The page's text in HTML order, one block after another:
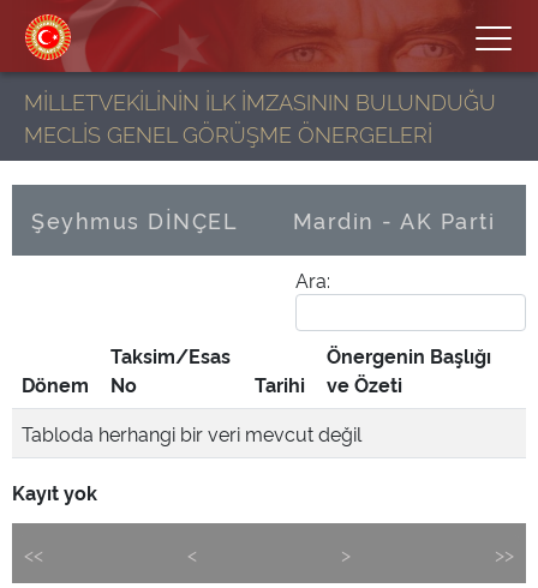
MİLLETVEKİLİNİN İLK İMZASININ BULUNDUĞU
MECLİS GENEL GÖRÜŞME ÖNERGELERİ
Şeyhmus DİNÇEL Mardin - AK Parti
Ara:
Dönem
Taksim/Esas
No
Tarihi
Önergenin Başlığı
ve Özeti
Tabloda herhangi bir veri mevcut değil
Kayıt yok
<< < > >>